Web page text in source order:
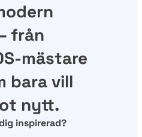
från
mästare
bara vill
nytt.
inspirerad?